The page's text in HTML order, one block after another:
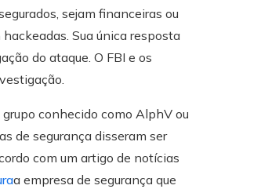
sejam financeiras ou
Sua única resposta
do ataque. O FBI e os
conhecido como AlphV ou
de segurança disseram ser
com um artigo de notícias
a empresa de segurança que